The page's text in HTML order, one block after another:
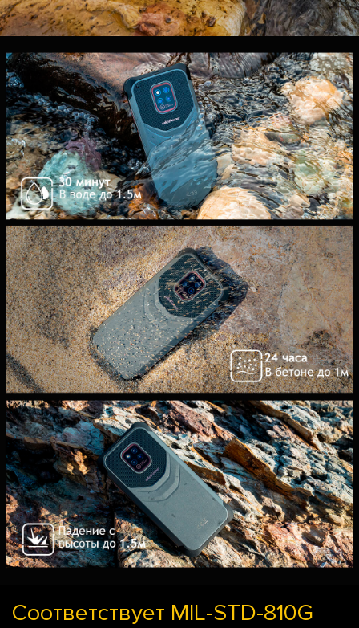
Соответствует MIL-STD-810G